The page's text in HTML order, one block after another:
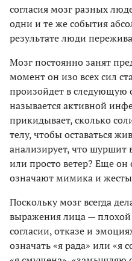
согласия мозг разных
одни и те же события
результате люди
Мозг постоянно занят
момент он изо всех сил
произойдет в следующую
называется активной
прикидывает, сколько
телу, чтобы оставаться
анализирует, что шуршит
или просто ветер? Еще он
означают мимика и
Поскольку мозг всегда
выражения лица —
согласии, отказе и
означать «я рада» или «я